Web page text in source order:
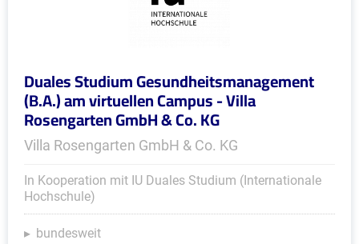
Duales Studium Gesundheitsmanagement
(B.A.) am virtuellen Campus - Villa
Rosengarten GmbH & Co. KG
Villa Rosengarten GmbH & Co. KG
In Kooperation mit IU Duales Studium (Internationale
Hochschule)
bundesweit